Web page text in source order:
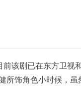
该剧已在东方卫视
所饰角色小时候，